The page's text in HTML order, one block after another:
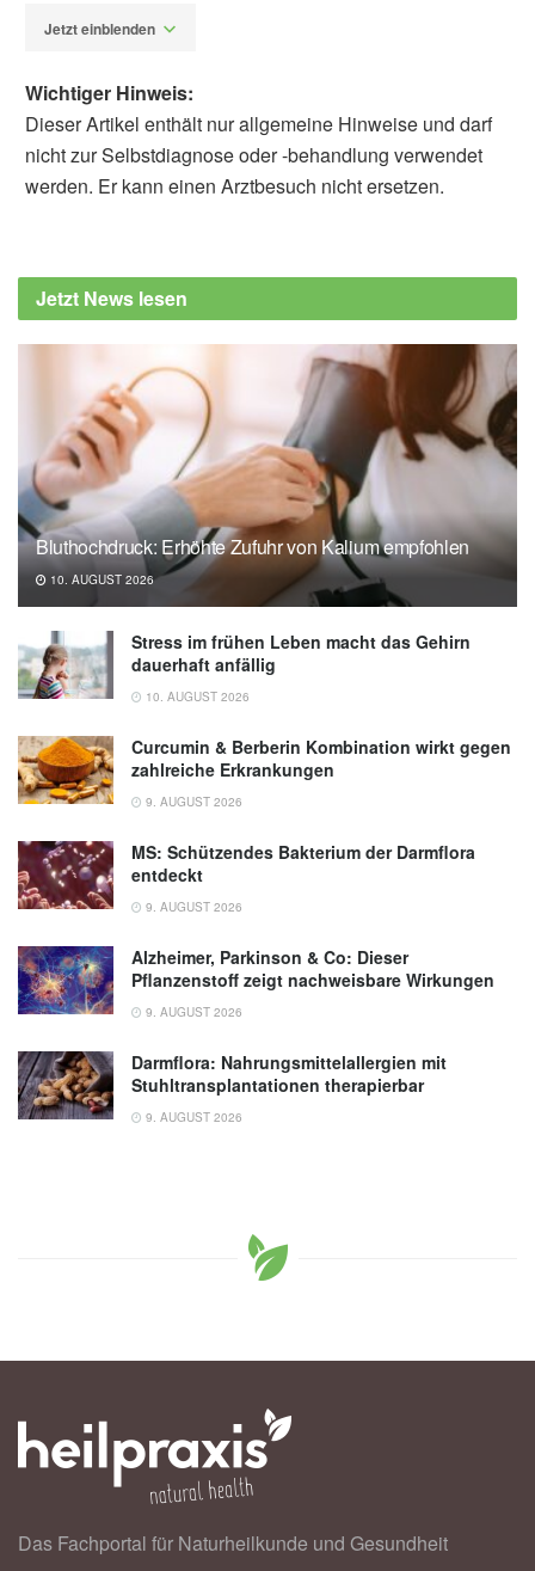
Jetzt einblenden
Yu, Fangyuan Wang, et al.: Asparagus
polysaccharide attenuates atherosclerosis by
in: International Journal of Biological
Macromolecules (veröffentlicht 24.06.2025),
International Journal of Biological
Macromolecules
Wichtiger Hinweis:
Dieser Artikel enthält nur allgemeine Hinweise und darf
nicht zur Selbstdiagnose oder -behandlung verwendet
werden. Er kann einen Arztbesuch nicht ersetzen.
Jetzt News lesen
Bluthochdruck: Erhöhte Zufuhr von Kalium empfohlen
10. AUGUST 2026
Stress im frühen Leben macht das Gehirn
dauerhaft anfällig
10. AUGUST 2026
Curcumin & Berberin Kombination wirkt gegen
zahlreiche Erkrankungen
9. AUGUST 2026
MS: Schützendes Bakterium der Darmflora
entdeckt
9. AUGUST 2026
Alzheimer, Parkinson & Co: Dieser
Pflanzenstoff zeigt nachweisbare Wirkungen
9. AUGUST 2026
Darmflora: Nahrungsmittelallergien mit
Stuhltransplantationen therapierbar
9. AUGUST 2026
Das Fachportal für Naturheilkunde und Gesundheit